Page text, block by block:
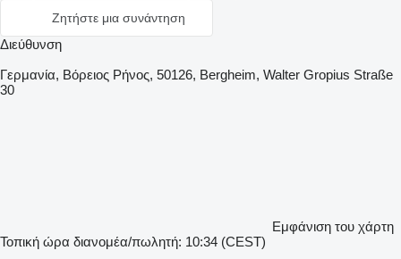
Ζητήστε μια συνάντηση
Διεύθυνση
Γερμανία, Βόρειος Ρήνος, 50126, Bergheim, Walter Gropius Straße
30
Εμφάνιση του χάρτη
Τοπική ώρα διανομέα/πωλητή: 10:34 (CEST)